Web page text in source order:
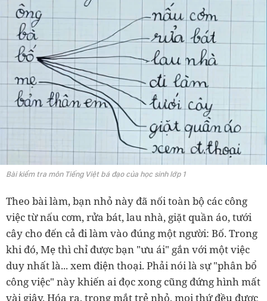
Bài kiểm tra môn Tiếng Việt bá đạo của học sinh lớp 1
Theo bài làm, bạn nhỏ này đã nối toàn bộ các công
việc từ nấu cơm, rửa bát, lau nhà, giặt quần áo, tưới
cây cho đến cả đi làm vào đúng một người: Bố. Trong
khi đó, Mẹ thì chỉ được bạn "ưu ái" gắn với một việc
duy nhất là... xem điện thoại. Phải nói là sự "phân bổ
công việc" này khiến ai đọc xong cũng đứng hình mất
vài giây. Hóa ra, trong mắt trẻ nhỏ, mọi thứ đều được